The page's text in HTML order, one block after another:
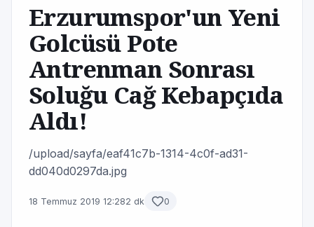
Erzurumspor'un Yeni
Golcüsü Pote
Antrenman Sonrası
Soluğu Cağ Kebapçıda
Aldı!
/upload/sayfa/eaf41c7b-1314-4c0f-ad31-
dd040d0297da.jpg
18 Temmuz 2019 12:282 dk 0